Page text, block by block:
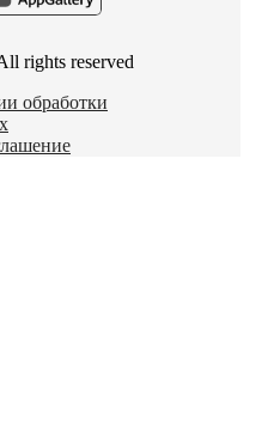
rights reserved
обработки